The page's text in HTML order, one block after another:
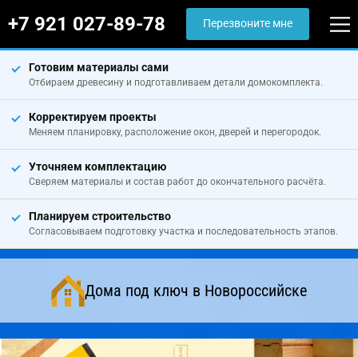
+7 921 027-89-78 Перезвоните мне
Готовим материалы сами
Отбираем древесину и подготавливаем детали домокомплекта.
Корректируем проекты
Меняем планировку, расположение окон, дверей и перегородок.
Уточняем комплектацию
Сверяем материалы и состав работ до окончательного расчёта.
Планируем строительство
Согласовываем подготовку участка и последовательность этапов.
Дома под ключ в Новороссийске